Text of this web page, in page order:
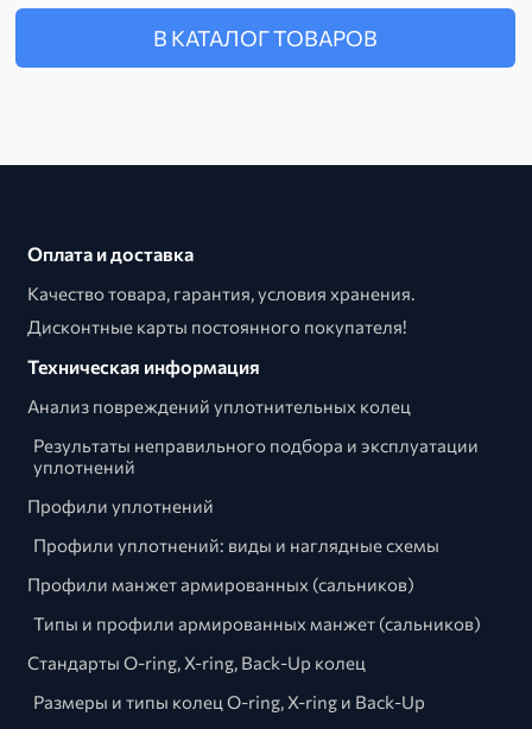
В КАТАЛОГ ТОВАРОВ
Оплата и доставка
Качество товара, гарантия, условия хранения.
Дисконтные карты постоянного покупателя!
Техническая информация
Анализ повреждений уплотнительных колец
Результаты неправильного подбора и эксплуатации
уплотнений
Профили уплотнений
Профили уплотнений: виды и наглядные схемы
Профили манжет армированных (сальников)
Типы и профили армированных манжет (сальников)
Стандарты O-ring, X-ring, Back-Up колец
Размеры и типы колец O-ring, X-ring и Back-Up